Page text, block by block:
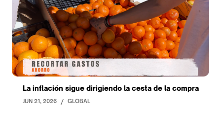
La inflación sigue dirigiendo la cesta de la compra
JUN 21, 2026 / GLOBAL